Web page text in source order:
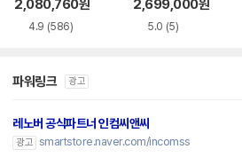
2,080,760원
4.9 (586)
2,699,000원
5.0 (5)
파워링크 광고
레노버 공식파트너 인컴씨앤씨
광고 smartstore.naver.com/incomss